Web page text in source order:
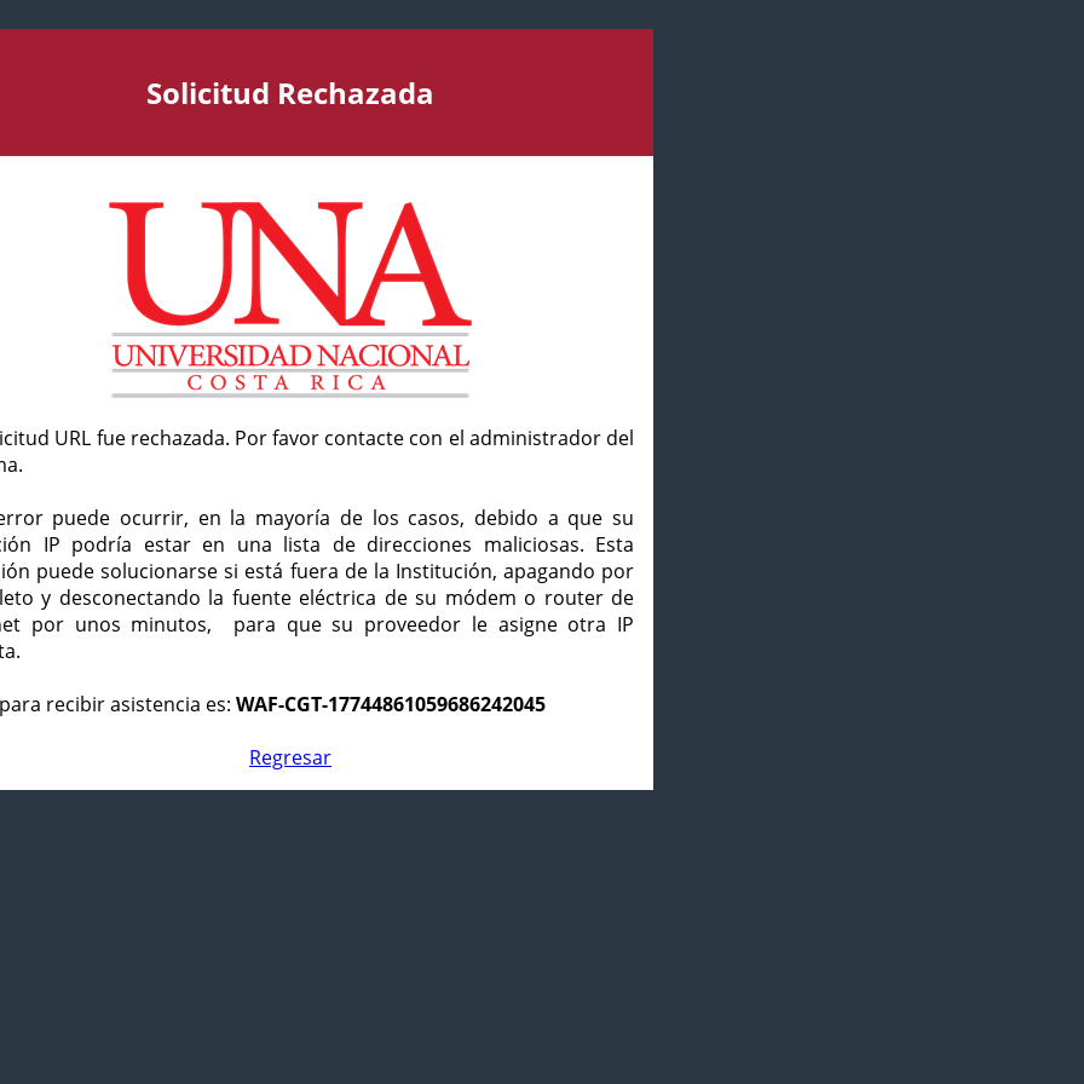
Solicitud Rechazada
URL fue rechazada. Por favor contacte con el administrador del
puede ocurrir, en la mayoría de los casos, debido a que su
IP podría estar en una lista de direcciones maliciosas. Esta
puede solucionarse si está fuera de la Institución, apagando por
y desconectando la fuente eléctrica de su módem o router de
por unos minutos, para que su proveedor le asigne otra IP
recibir asistencia es: WAF-CGT-17744861059686242045
Regresar